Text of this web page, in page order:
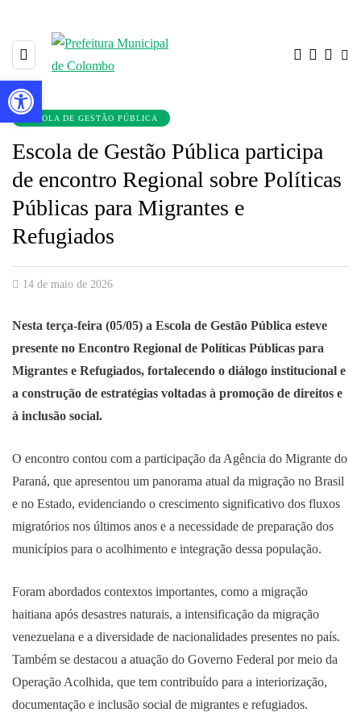
ESCOLA DE GESTÃO PÚBLICA
Escola de Gestão Pública participa
de encontro Regional sobre Políticas
Públicas para Migrantes e
Refugiados
14 de maio de 2026
Nesta terça-feira (05/05) a Escola de Gestão Pública esteve
presente no Encontro Regional de Políticas Públicas para
Migrantes e Refugiados, fortalecendo o diálogo institucional e
a construção de estratégias voltadas à promoção de direitos e
à inclusão social.
O encontro contou com a participação da Agência do Migrante do
Paraná, que apresentou um panorama atual da migração no Brasil
e no Estado, evidenciando o crescimento significativo dos fluxos
migratórios nos últimos anos e a necessidade de preparação dos
municípios para o acolhimento e integração dessa população.
Foram abordados contextos importantes, como a migração
haitiana após desastres naturais, a intensificação da migração
venezuelana e a diversidade de nacionalidades presentes no país.
Também se destacou a atuação do Governo Federal por meio da
Operação Acolhida, que tem contribuído para a interiorização,
documentação e inclusão social de migrantes e refugiados.
Barra de Ferramentas Aberta